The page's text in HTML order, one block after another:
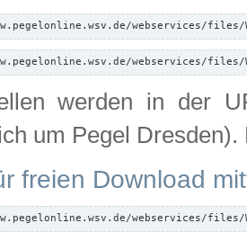
webservices/files/
webservices/files/
werden in der
um Pegel
freien Download
webservices/files/